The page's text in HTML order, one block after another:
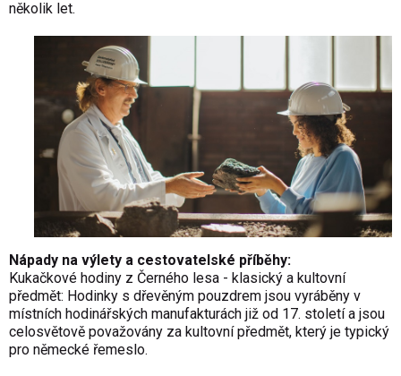
několik let.
Nápady na výlety a cestovatelské příběhy:
Kukačkové hodiny z Černého lesa - klasický a kultovní
předmět: Hodinky s dřevěným pouzdrem jsou vyráběny v
místních hodinářských manufakturách již od 17. století a jsou
celosvětově považovány za kultovní předmět, který je typický
pro německé řemeslo.